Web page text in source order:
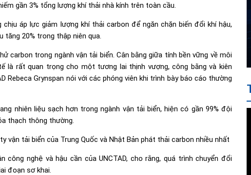
gần 3% tổng lượng khí thải nhà kính trên toàn cầu.
áp lực giảm lượng khí thải carbon để ngăn chặn biến đổi khí hậu,
20% trong thập niên qua.
carbon trong ngành vận tải biển. Cân bằng giữa tính bền vững về môi
là rất quan trọng cho một tương lai thịnh vượng, công bằng và kiên
Rebeca Grynspan nói với các phóng viên khi trình bày báo cáo thường
nhiên liệu sạch hơn trong ngành vận tải biển, hiện có gần 99% đội
thạch thông thường.
vận tải biển của Trung Quốc và Nhật Bản phát thải carbon nhiều nhất
công nghệ và hậu cần của UNCTAD, cho rằng, quá trình chuyển đổi
đoạn sơ khai.